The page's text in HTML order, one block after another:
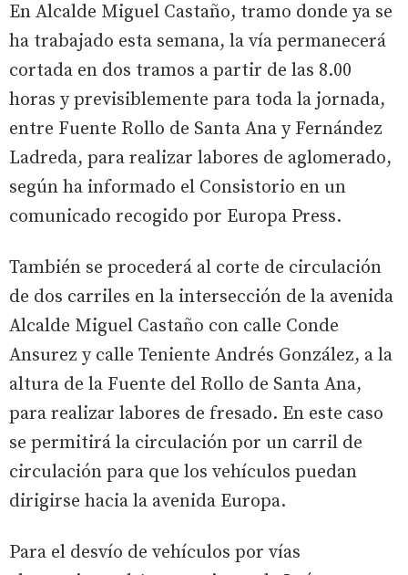
En Alcalde Miguel Castaño, tramo donde ya se
ha trabajado esta semana, la vía permanecerá
cortada en dos tramos a partir de las 8.00
horas y previsiblemente para toda la jornada,
entre Fuente Rollo de Santa Ana y Fernández
Ladreda, para realizar labores de aglomerado,
según ha informado el Consistorio en un
comunicado recogido por Europa Press.
También se procederá al corte de circulación
de dos carriles en la intersección de la avenida
Alcalde Miguel Castaño con calle Conde
Ansurez y calle Teniente Andrés González, a la
altura de la Fuente del Rollo de Santa Ana,
para realizar labores de fresado. En este caso
se permitirá la circulación por un carril de
circulación para que los vehículos puedan
dirigirse hacia la avenida Europa.
Para el desvío de vehículos por vías